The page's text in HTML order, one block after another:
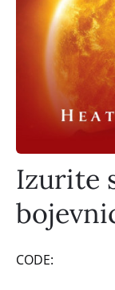
Izurite
CODE: